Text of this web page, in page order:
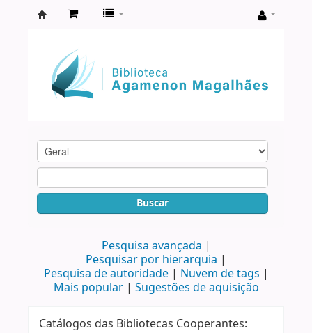
Agamenon
Magalhães
Buscar
Pesquisa avançada
Pesquisar por hierarquia
Pesquisa de autoridade
Nuvem de tags
Mais popular
Sugestões de aquisição
Catálogos das Bibliotecas Cooperantes: